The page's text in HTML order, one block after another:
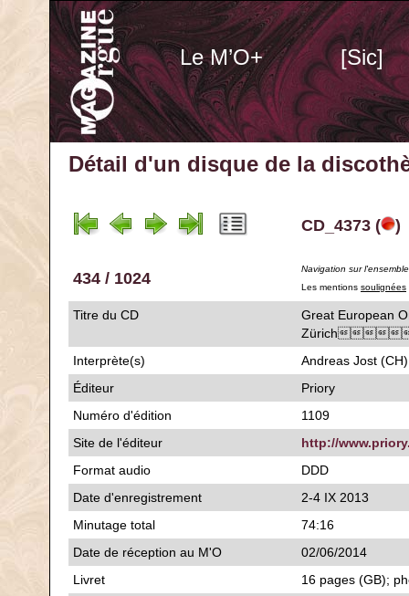
Le M’O+ [Sic]
Détail d'un disque de la
CD_4373 ( )
434 / 1024
Navigation sur
Les mentions soulignées
Titre du CD
Great European
Interprète(s)
Andreas Jost (CH)
Éditeur
Priory
Numéro d'édition
1109
Site de l'éditeur
http://
Format audio
DDD
Date d'enregistrement
2-4 IX 2013
Minutage total
74:16
Date de réception au M'O
02/06/2014
Livret
16 pages (GB);